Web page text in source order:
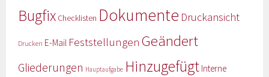
Bugfix Checklisten Dokumente Druckansicht
Drucken E-Mail Feststellungen Geändert
Gliederungen Hauptaufgabe Hinzugefügt Interne